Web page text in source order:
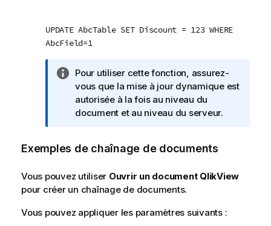
UPDATE AbcTable SET Discount = 123 WHERE
AbcField=1
N
o
t
e
f
r
m
t
Pour utiliser cette fonction, assurez-
vous que la mise à jour dynamique est
autorisée à la fois au niveau du
document et au niveau du serveur.
Exemples de chaînage de documents
Vous pouvez utiliser Ouvrir un document QlikView
pour créer un chaînage de documents.
Vous pouvez appliquer les paramètres suivants :